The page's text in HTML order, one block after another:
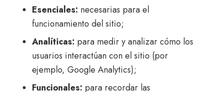
Esenciales: necesarias para el
funcionamiento del sitio;
Analíticas: para medir y analizar cómo los
usuarios interactúan con el sitio (por
ejemplo, Google Analytics);
Funcionales: para recordar las